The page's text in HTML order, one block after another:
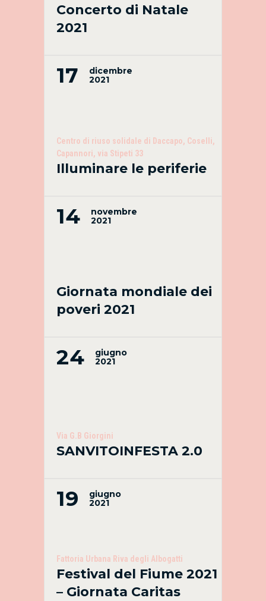
Concerto di Natale
2021
17
dicembre
2021
Centro di riuso solidale di Daccapo, Coselli,
Capannori, via Stipeti 33
Illuminare le periferie
14
novembre
2021
Giornata mondiale dei
poveri 2021
24
giugno
2021
Via G.B Giorgini
SANVITOINFESTA 2.0
19
giugno
2021
Fattoria Urbana Riva degli Albogatti
Festival del Fiume 2021
– Giornata Caritas